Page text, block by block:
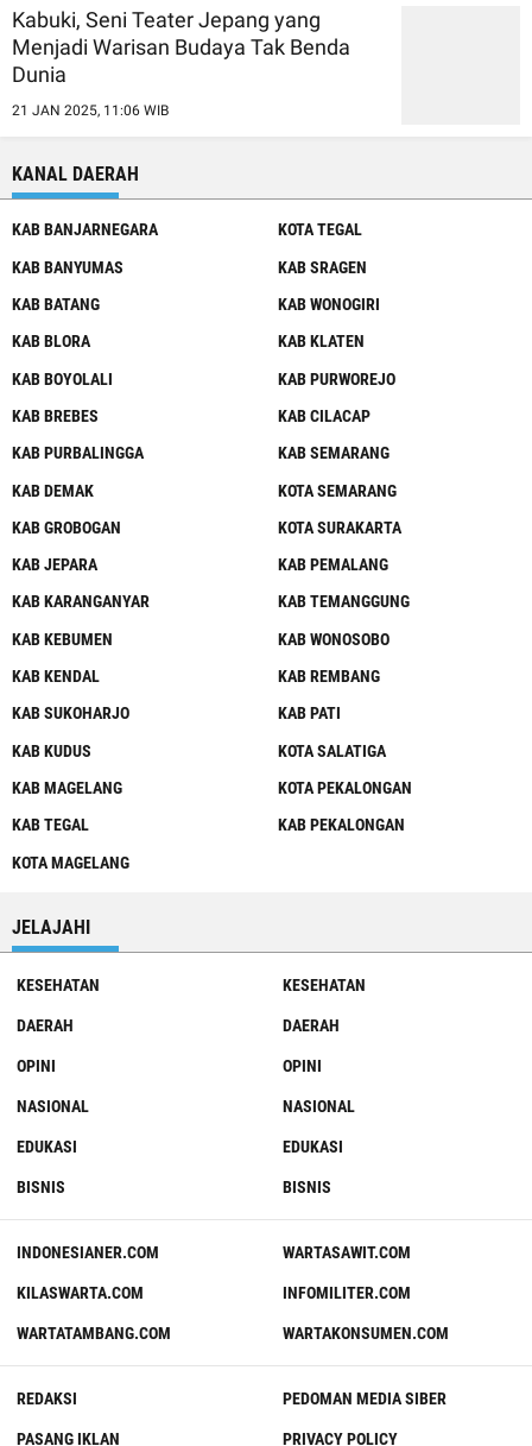
Kabuki, Seni Teater Jepang yang
Menjadi Warisan Budaya Tak Benda
Dunia
21 JAN 2025, 11:06 WIB
KANAL DAERAH
KAB BANJARNEGARA
KAB BANYUMAS
KAB BATANG
KAB BLORA
KAB BOYOLALI
KAB BREBES
KAB PURBALINGGA
KAB DEMAK
KAB GROBOGAN
KAB JEPARA
KAB KARANGANYAR
KAB KEBUMEN
KAB KENDAL
KAB SUKOHARJO
KAB KUDUS
KAB MAGELANG
KAB TEGAL
KOTA MAGELANG
KOTA TEGAL
KAB SRAGEN
KAB WONOGIRI
KAB KLATEN
KAB PURWOREJO
KAB CILACAP
KAB SEMARANG
KOTA SEMARANG
KOTA SURAKARTA
KAB PEMALANG
KAB TEMANGGUNG
KAB WONOSOBO
KAB REMBANG
KAB PATI
KOTA SALATIGA
KOTA PEKALONGAN
KAB PEKALONGAN
JELAJAHI
KESEHATAN
DAERAH
OPINI
NASIONAL
EDUKASI
BISNIS
KESEHATAN
DAERAH
OPINI
NASIONAL
EDUKASI
BISNIS
INDONESIANER.COM
KILASWARTA.COM
WARTATAMBANG.COM
WARTASAWIT.COM
INFOMILITER.COM
WARTAKONSUMEN.COM
REDAKSI
PASANG IKLAN
PEDOMAN MEDIA SIBER
PRIVACY POLICY